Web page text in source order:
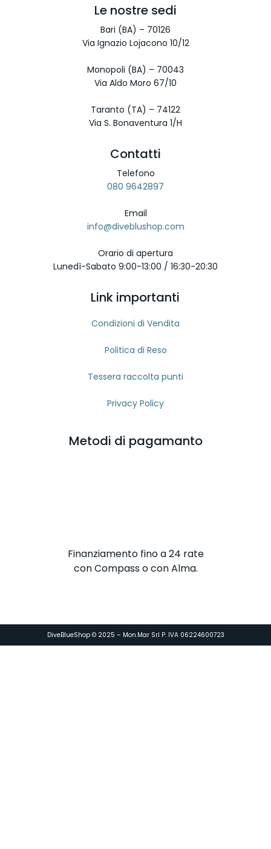
Le nostre sedi
Bari (BA) – 70126
Via Ignazio Lojacono 10/12
Monopoli (BA) – 70043
Via Aldo Moro 67/10
Taranto (TA) – 74122
Via S. Bonaventura 1/H
Contatti
Telefono
080 9642897
Email
info@diveblushop.com
Orario di apertura
Lunedì-Sabato 9:00-13:00 / 16:30-20:30
Link importanti
Condizioni di Vendita
Politica di Reso
Tessera raccolta punti
Privacy Policy
Metodi di pagamanto
Finanziamento fino a 24 rate
con Compass o con Alma.
DiveBlueShop © 2025 – Mon.Mar Srl P. IVA 06224600723